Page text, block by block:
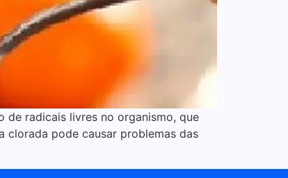
de radicais livres no organismo, que
clorada pode causar problemas das